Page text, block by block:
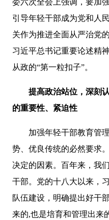
委六次全会上强调，要加
引导年轻干部成为党和人
关作为推进全面从严治党
习近平总书记重要论述精
从政的“第一粒扣子”。
提高政治站位，深刻认
的重要性、紧迫性
加强年轻干部教育管理
势、优良传统的必然要求
决定的因素。百年来，我
干部。党的十八大以来，
队伍建设，明确提出好干
来的,也是培育和管理出来